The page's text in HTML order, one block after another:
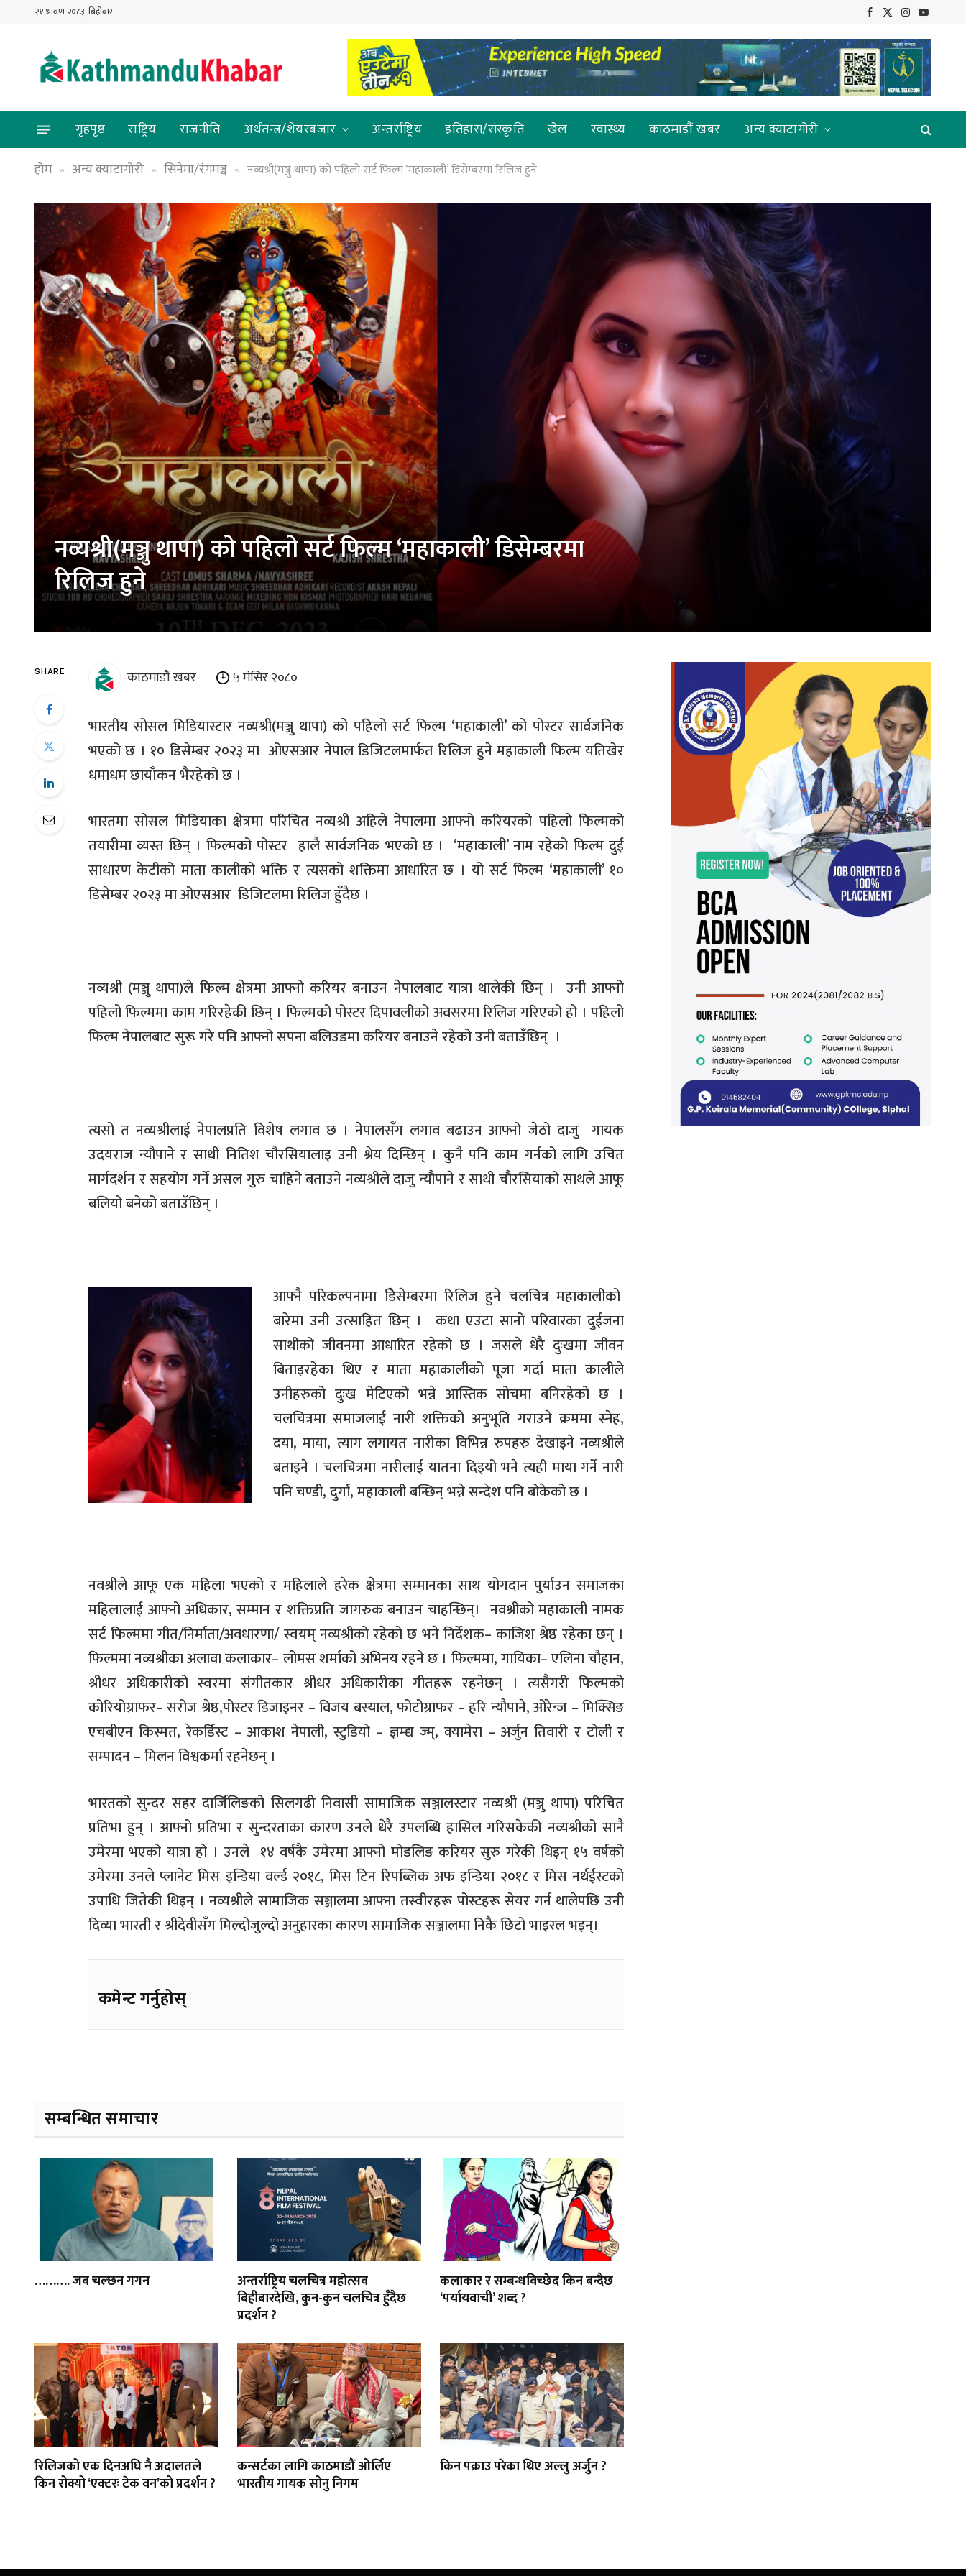
२१ श्रावण २०८३, बिहीबार Facebook
X
Instagram
YouTube
गृहपृष्ठ राष्ट्रिय राजनीति अर्थतन्त्र/शेयरबजार अन्तर्राष्ट्रिय इतिहास/संस्कृति खेल स्वास्थ्य काठमाडौं खबर
अन्य क्याटागोरी
होम
» अन्य क्याटागोरी » सिनेमा/रंगमञ्च » नव्यश्री(मञ्जु थापा) को पहिलो सर्ट फिल्म ‘महाकाली’ डिसेम्बरमा रिलिज हुने
नव्यश्री(मञ्जु थापा) को पहिलो सर्ट फिल्म ‘महाकाली’ डिसेम्बरमा
रिलिज हुने
SHARE काठमाडौं खबर ५ मंसिर २०८०
भारतीय सोसल मिडियास्टार नव्यश्री(मञ्जु थापा) को पहिलो सर्ट फिल्म ‘महाकाली’ को पोस्टर सार्वजनिक
भएको छ । १० डिसेम्बर २०२३ मा ओएसआर नेपाल डिजिटलमार्फत रिलिज हुने महाकाली फिल्म यतिखेर
धमाधम छायाँकन भैरहेको छ ।
भारतमा सोसल मिडियाका क्षेत्रमा परिचित नव्यश्री अहिले नेपालमा आफ्नो करियरको पहिलो फिल्मको
तयारीमा व्यस्त छिन् । फिल्मको पोस्टर हालै सार्वजनिक भएको छ । ‘महाकाली’नाम रहेको फिल्म दुई
साधारण केटीको माता कालीको भक्ति र त्यसको शक्तिमा आधारित छ । यो सर्ट फिल्म ‘महाकाली’ १०
डिसेम्बर २०२३ मा ओएसआर डिजिटलमा रिलिज हुँदैछ ।
नव्यश्री (मञ्जु थापा)ले फिल्म क्षेत्रमा आफ्नो करियर बनाउन नेपालबाट यात्रा थालेकी छिन् । उनी आफ्नो
पहिलो फिल्ममा काम गरिरहेकी छिन् । फिल्मको पोस्टर दिपावलीको अवसरमा रिलिज गरिएको हो । पहिलो
फिल्म नेपालबाट सुरू गरे पनि आफ्नो सपना बलिउडमा करियर बनाउने रहेको उनी बताउँछिन् ।
त्यसो त नव्यश्रीलाई नेपालप्रति विशेष लगाव छ । नेपालसँग लगाव बढाउन आफ्नो जेठो दाजु गायक
उदयराज न्यौपाने र साथी नितिश चौरसियालाइ उनी श्रेय दिन्छिन् । कुनै पनि काम गर्नको लागि उचित
मार्गदर्शन र सहयोग गर्ने असल गुरु चाहिने बताउने नव्यश्रीले दाजु न्यौपाने र साथी चौरसियाको साथले आफू
बलियो बनेको बताउँछिन् ।
आफ्नै परिकल्पनामा डिेसेम्बरमा रिलिज हुने चलचित्र महाकालीको
बारेमा उनी उत्साहित छिन् ।
कथा एउटा सानो परिवारका दुईजना
साथीको जीवनमा आधारित रहेको छ । जसले धेरै दुःखमा जीवन
बिताइरहेका थिए र माता महाकालीको पूजा गर्दा माता कालीले
उनीहरुको दुःख मेटिएको भन्ने आस्तिक सोचमा बनिरहेको छ ।
चलचित्रमा समाजलाई नारी शक्तिको अनुभूति गराउने क्रममा स्नेह,
दया,माया, त्याग लगायत नारीका विभिन्न रुपहरु देखाइने नव्यश्रीले
बताइने । चलचित्रमा नारीलाई यातना दिइयो भने त्यही माया गर्ने नारी
पनि चण्डी,दुर्गा,महाकाली बन्छिन् भन्ने सन्देश पनि बोकेको छ ।
नवश्रीले आफू एक महिला भएको र महिलाले हरेक क्षेत्रमा सम्मानका साथ योगदान पुर्याउन समाजका
महिलालाई आफ्नो अधिकार,सम्मान र शक्तिप्रति जागरुक बनाउन चाहन्छिन्। नवश्रीको महाकाली नामक
सर्ट फिल्ममा गीत/निर्माता/अवधारणा/स्वयम् नव्यश्रीको रहेको छ भने निर्देशक–काजिश श्रेष्ठ रहेका छन् ।
फिल्ममा नव्यश्रीका अलावा कलाकार– लोमस शर्माको अभिनय रहने छ । फिल्ममा,गायिका–एलिना चौहान,
श्रीधर अधिकारीको स्वरमा संगीतकार श्रीधर अधिकारीका गीतहरू रहनेछन् । त्यसैगरी फिल्मको
कोरियोग्राफर–सरोज श्रेष्ठ,पोस्टर डिजाइनर –विजय बस्याल,फोटोग्राफर –हरि न्यौपाने,ओरेन्ज –मिक्सिङ
एचबीएन किस्मत,रेकर्डिस्ट – आकाश नेपाली,स्टुडियो – ज्ञम्द्य ज्म्, क्यामेरा–अर्जुन तिवारी र टोली र
सम्पादन–मिलन विश्वकर्मा रहनेछन् ।
भारतको सुन्दर सहर दार्जिलिङको सिलगढी निवासी सामाजिक सञ्जालस्टार नव्यश्री(मञ्जु थापा)परिचित
प्रतिभा हुन् । आफ्नो प्रतिभा र सुन्दरताका कारण उनले धेरै उपलब्धि हासिल गरिसकेकी नव्यश्रीको सानै
उमेरमा भएको यात्रा हो । उनले १४ वर्षकै उमेरमा आफ्नो मोडलिङ करियर सुरु गरेकी थिइन् १५ वर्षको
उमेरमा उनले प्लानेट मिस इन्डिया वर्ल्ड २०१८, मिस टिन रिपब्लिक अफ इन्डिया २०१८ र मिस नर्थईस्टको
उपाधि जितेकी थिइन् । नव्यश्रीले सामाजिक सञ्जालमा आफ्ना तस्वीरहरू पोस्टहरू सेयर गर्न थालेपछि उनी
दिव्या भारती र श्रीदेवीसँग मिल्दोजुल्दो अनुहारका कारण सामाजिक सञ्जालमा निकै छिटो भाइरल भइन्।
कमेन्ट गर्नुहोस्
सम्बन्धित समाचार
………. जब चल्छन गगन
अन्तर्राष्ट्रिय चलचित्र महोत्सव
बिहीबारदेखि, कुन-कुन चलचित्र हुँदैछ
प्रदर्शन ?
कलाकार र सम्बन्धविच्छेद किन बन्दैछ
‘पर्यायवाची’ शब्द ?
रिलिजको एक दिनअघि नै अदालतले
किन रोक्यो ‘एक्टरः टेक वन’को प्रदर्शन ?
कन्सर्टका लागि काठमाडौं ओर्लिए
भारतीय गायक सोनु निगम
किन पक्राउ परेका थिए अल्लु अर्जुन ?